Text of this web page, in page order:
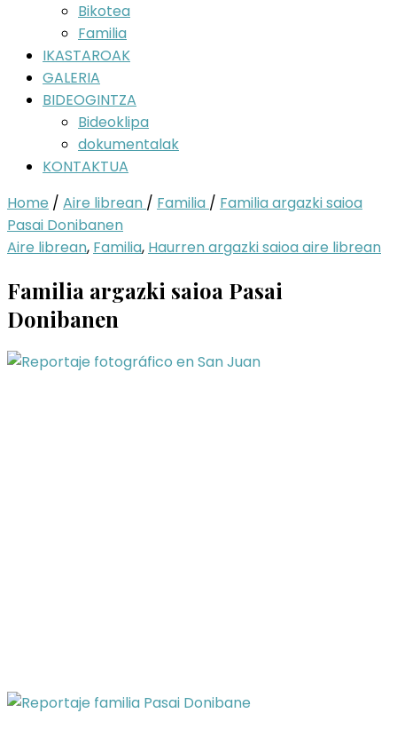
Bikotea
Familia
IKASTAROAK
GALERIA
BIDEOGINTZA
Bideoklipa
dokumentalak
KONTAKTUA
Home / Aire librean / Familia / Familia argazki saioa
Pasai Donibanen
Aire librean, Familia, Haurren argazki saioa aire librean
Familia argazki saioa Pasai
Donibanen